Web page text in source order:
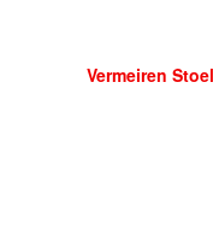
Vermeiren